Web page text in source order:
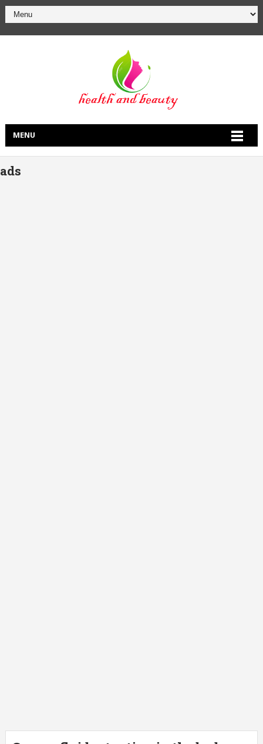
MENU
ads